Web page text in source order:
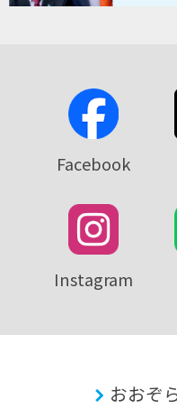
Facebook
Instagram
おおぞ